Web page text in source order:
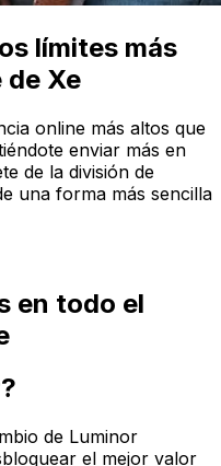
límites más
Xe
online más altos que
enviar más en
de la división de
una forma más sencilla
en todo el
de Luminor
el mejor valor